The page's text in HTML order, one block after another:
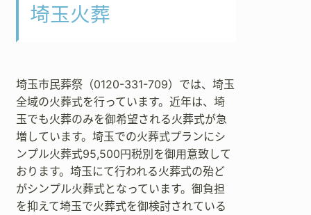
埼玉火葬
埼玉市民葬祭（0120-331-709）では、埼玉
全域の火葬式を行っています。近年は、埼
玉でも火葬のみを御希望される火葬式が急
増しています。埼玉での火葬式プランにシ
ンプル火葬式95,500円税別を御用意致して
おります。埼玉にて行われる火葬式の殆ど
がシンプル火葬式となっています。御負担
を抑えて埼玉で火葬式を御検討されている